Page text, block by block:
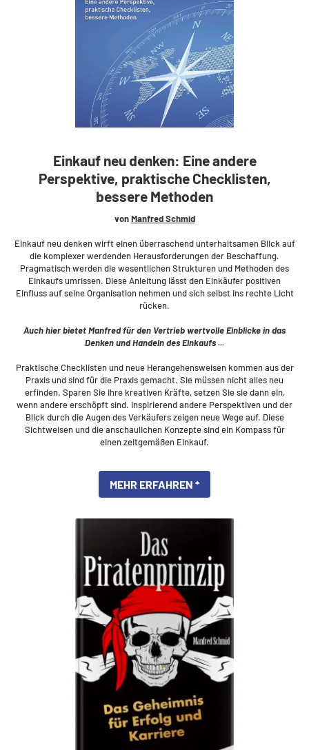
Einkauf neu denken: Eine andere
Perspektive, praktische Checklisten,
bessere Methoden
vonManfred Schmid
Einkauf neu denken wirft einen überraschend unterhaltsamen Blick auf
die komplexer werdenden Herausforderungen der Beschaffung.
Pragmatisch werden die wesentlichen Strukturen und Methoden des
Einkaufs umrissen. Diese Anleitung lässt den Einkäufer positiven
Einfluss auf seine Organisation nehmen und sich selbst ins rechte Licht
rücken.
Auch hier bietet Manfred für den Vertrieb wertvolle Einblicke in das
Denken und Handeln des Einkaufs ...
Praktische Checklisten und neue Herangehensweisen kommen aus der
Praxis und sind für die Praxis gemacht. Sie müssen nicht alles neu
erfinden. Sparen Sie ihre kreativen Kräfte, setzen Sie sie dann ein,
wenn andere erschöpft sind. Inspirierend andere Perspektiven und der
Blick durch die Augen des Verkäufers zeigen neue Wege auf. Diese
Sichtweisen und die anschaulichen Konzepte sind ein Kompass für
einen zeitgemäßen Einkauf.
MEHR ERFAHREN *